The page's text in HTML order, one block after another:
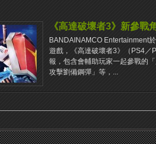
《高達破壞者3》新參戰
BANDAINAMCO Entertainment
遊戲，《高達破壞者3》（PS4／
報，包含會輔助玩家一起參戰的
攻擊劉備鋼彈」等，​​...